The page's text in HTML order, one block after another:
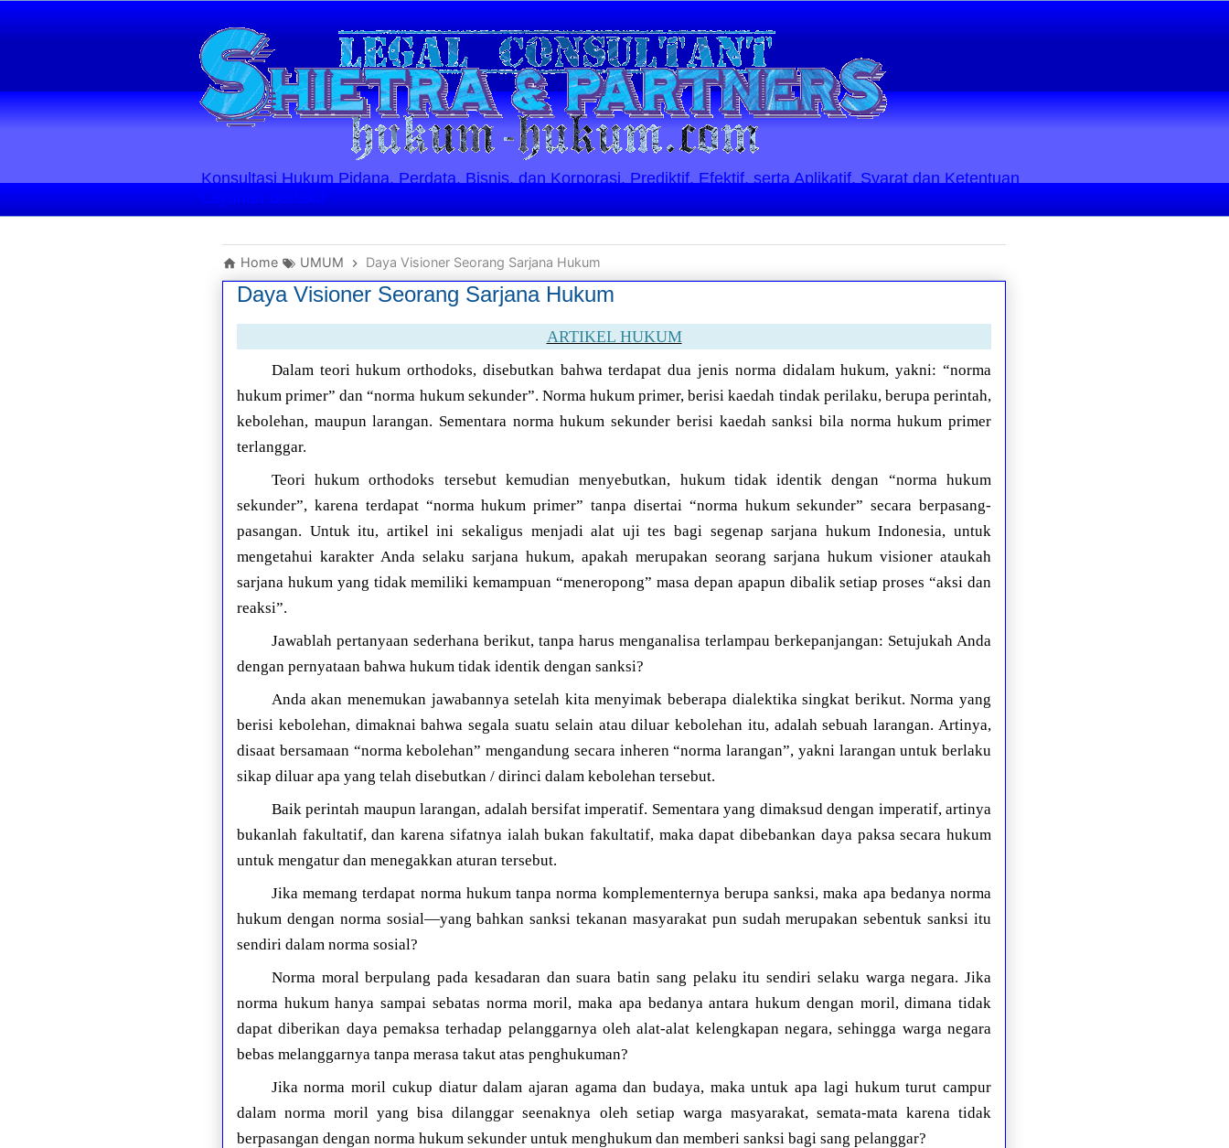
Konsultasi Hukum Pidana, Perdata, Bisnis, dan Korporasi. Prediktif, Efektif, serta Aplikatif. Syarat dan Ketentuan
Layanan Berlaku
Home UMUM Daya Visioner Seorang Sarjana Hukum
Daya Visioner Seorang Sarjana Hukum
ARTIKEL HUKUM
Dalam teori hukum orthodoks, disebutkan bahwa terdapat dua jenis norma didalam hukum, yakni: “norma
hukum primer” dan “norma hukum sekunder”. Norma hukum primer, berisi kaedah tindak perilaku, berupa perintah,
kebolehan, maupun larangan. Sementara norma hukum sekunder berisi kaedah sanksi bila norma hukum primer
terlanggar.
Teori hukum orthodoks tersebut kemudian menyebutkan, hukum tidak identik dengan “norma hukum
sekunder”, karena terdapat “norma hukum primer” tanpa disertai “norma hukum sekunder” secara berpasang-
pasangan. Untuk itu, artikel ini sekaligus menjadi alat uji tes bagi segenap sarjana hukum Indonesia, untuk
mengetahui karakter Anda selaku sarjana hukum, apakah merupakan seorang sarjana hukum visioner ataukah
sarjana hukum yang tidak memiliki kemampuan “meneropong” masa depan apapun dibalik setiap proses “aksi dan
reaksi”.
Jawablah pertanyaan sederhana berikut, tanpa harus menganalisa terlampau berkepanjangan: Setujukah Anda
dengan pernyataan bahwa hukum tidak identik dengan sanksi?
Anda akan menemukan jawabannya setelah kita menyimak beberapa dialektika singkat berikut. Norma yang
berisi kebolehan, dimaknai bahwa segala suatu selain atau diluar kebolehan itu, adalah sebuah larangan. Artinya,
disaat bersamaan “norma kebolehan” mengandung secara inheren “norma larangan”, yakni larangan untuk berlaku
sikap diluar apa yang telah disebutkan / dirinci dalam kebolehan tersebut.
Baik perintah maupun larangan, adalah bersifat imperatif. Sementara yang dimaksud dengan imperatif, artinya
bukanlah fakultatif, dan karena sifatnya ialah bukan fakultatif, maka dapat dibebankan daya paksa secara hukum
untuk mengatur dan menegakkan aturan tersebut.
Jika memang terdapat norma hukum tanpa norma komplementernya berupa sanksi, maka apa bedanya norma
hukum dengan norma sosial—yang bahkan sanksi tekanan masyarakat pun sudah merupakan sebentuk sanksi itu
sendiri dalam norma sosial?
Norma moral berpulang pada kesadaran dan suara batin sang pelaku itu sendiri selaku warga negara. Jika
norma hukum hanya sampai sebatas norma moril, maka apa bedanya antara hukum dengan moril, dimana tidak
dapat diberikan daya pemaksa terhadap pelanggarnya oleh alat-alat kelengkapan negara, sehingga warga negara
bebas melanggarnya tanpa merasa takut atas penghukuman?
Jika norma moril cukup diatur dalam ajaran agama dan budaya, maka untuk apa lagi hukum turut campur
dalam norma moril yang bisa dilanggar seenaknya oleh setiap warga masyarakat, semata-mata karena tidak
berpasangan dengan norma hukum sekunder untuk menghukum dan memberi sanksi bagi sang pelanggar?